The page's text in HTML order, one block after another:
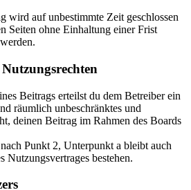
wird auf unbestimmte Zeit geschlossen
Seiten ohne Einhaltung einer Frist
Beitrags erteilst du dem Betreiber ein
räumlich unbeschränktes und
deinen Beitrag im Rahmen des Boards
Punkt 2, Unterpunkt a bleibt auch
Nutzungsvertrages bestehen.